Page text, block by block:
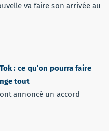
va faire son arrivée au
: ce qu’on pourra faire
tout
annoncé un accord